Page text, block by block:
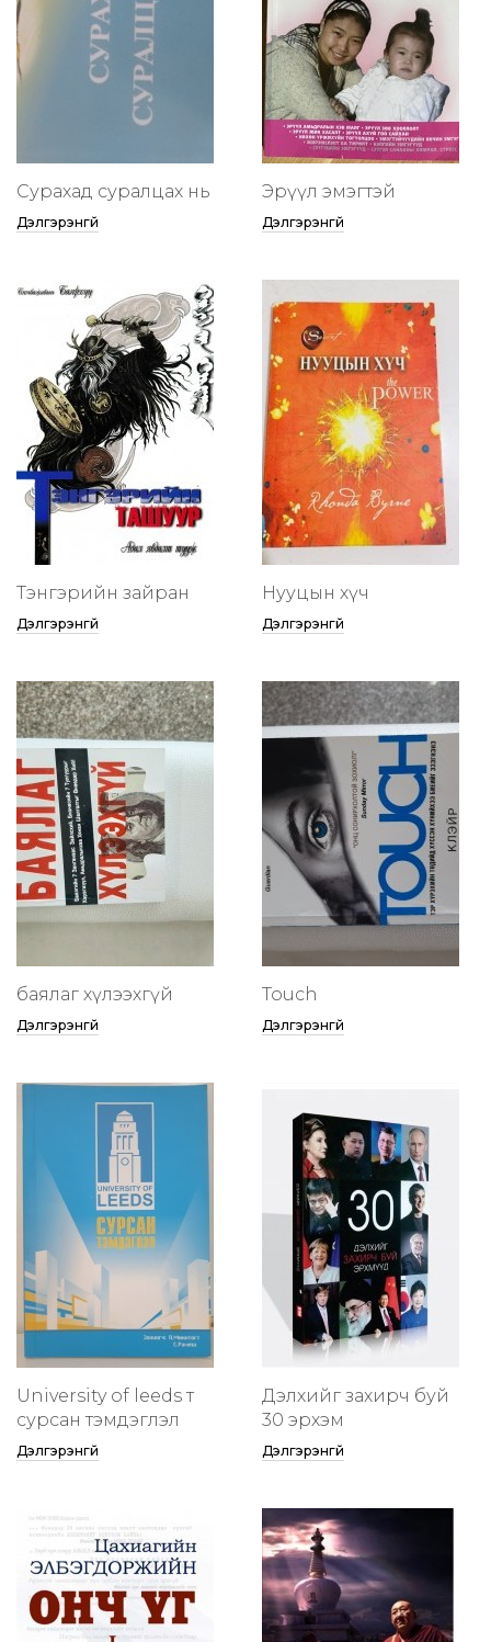
Сурахад суралцах нь
Дэлгэрэнгүй
Эрүүл эмэгтэй
Дэлгэрэнгүй
Тэнгэрийн зайран
Дэлгэрэнгүй
Нууцын хүч
Дэлгэрэнгүй
баялаг хүлээхгүй
Дэлгэрэнгүй
Touch
Дэлгэрэнгүй
University of leeds т
сурсан тэмдэглэл
Дэлгэрэнгүй
Дэлхийг захирч буй
30 эрхэм
Дэлгэрэнгүй